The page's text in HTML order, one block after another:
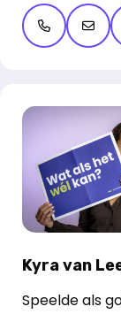
Open de
Kyra van
Speelde als